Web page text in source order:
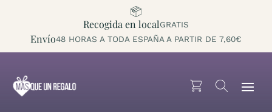
Recogida en localGRATIS
Envío48 HORAS A TODA ESPAÑA A PARTIR DE 7,60€